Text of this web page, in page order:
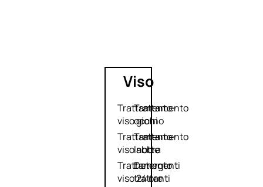
Viso
Trattamento
viso giorno
Trattamento
viso notte
Trattamento
viso 24 ore
Trattamento
occhi
Trattamento
labbra
Detergenti
trattanti